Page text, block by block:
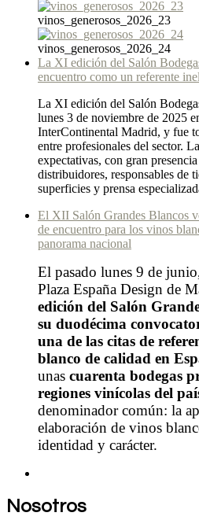
vinos_generosos_2026_23
vinos_generosos_2026_24
La XI edición del Salón
encuentro como un referente
La XI edición del Salón
lunes 3 de noviembre de 2025
InterContinental Madrid, y fue
entre profesionales del sector.
expectativas, con gran
distribuidores, responsables de
superficies y prensa
El XII Salón Grandes Blancos
de encuentro para los vinos
panorama nacional
El pasado lunes 9 de
Plaza España Design de
edición del Salón
su duodécima
una de las citas de
blanco de calidad en
unas cuarenta bodegas
regiones vinícolas del
denominador común: la
elaboración de vinos
identidad y carácter.
Nosotros